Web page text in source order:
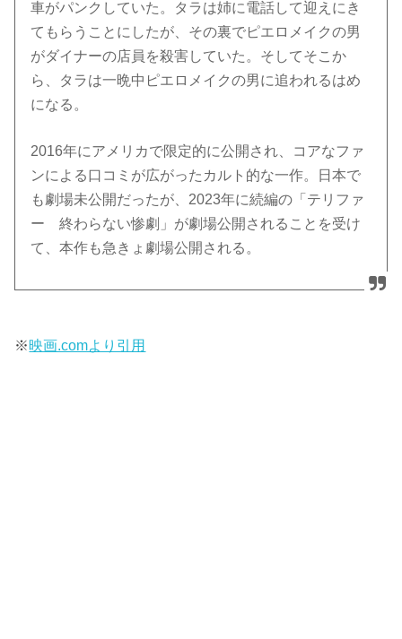
車がパンクしていた。タラは姉に電話して迎えにき
てもらうことにしたが、その裏でピエロメイクの男
がダイナーの店員を殺害していた。そしてそこか
ら、タラは一晩中ピエロメイクの男に追われるはめ
になる。
2016年にアメリカで限定的に公開され、コアなファ
ンによる口コミが広がったカルト的な一作。日本で
も劇場未公開だったが、2023年に続編の「テリファ
ー 終わらない惨劇」が劇場公開されることを受け
て、本作も急きょ劇場公開される。
※映画.comより引用